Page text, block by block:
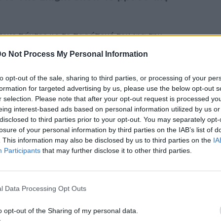
Not Process My Personal Information
opt-out of the sale, sharing to third parties, or processing of your
for targeted advertising by us, please use the below opt-out
selection. Please note that after your opt-out request is processed
interest-based ads based on personal information utilized by us
to third parties prior to your opt-out. You may separately
of your personal information by third parties on the IAB’s list of
This information may also be disclosed by us to third parties on the
Participants that may further disclose it to other third parties.
Data Processing Opt Outs
opt-out of the Sharing of my personal data.
πάντες με το παράπονό του για την
κάτι που θεώρησε λάθος.
πίκρα για το πως εξελίχθηκε ο ρόλος
πάρα πολύ όμορφα, αλλά τελείωσε
πήγε αλλού η προσοχή, δεν ξέρω τι και
μετά ένιωσα ότι ήταν παρακολουθητής
πραγματικά κινούσε τα νήματα.
μου είπε ότι “μάλλον είναι η δική σου
ο κόσμος δεν το είδε έτσι”, είπε ο Αλέκος